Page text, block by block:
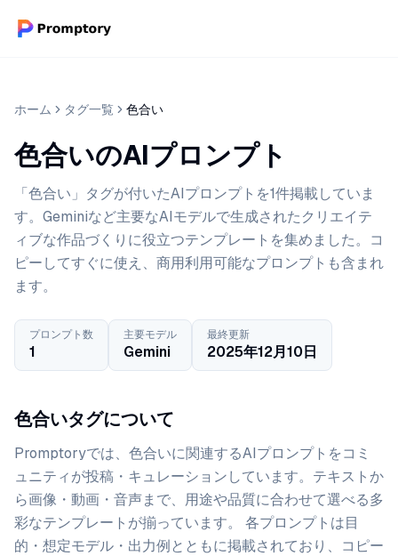
ホーム タグ一覧 色合い
色合いのAIプロンプト
「色合い」タグが付いたAIプロンプトを1件掲載していま
す。Geminiなど主要なAIモデルで生成されたクリエイテ
ィブな作品づくりに役立つテンプレートを集めました。コ
ピーしてすぐに使え、商用利用可能なプロンプトも含まれ
ます。
プロンプト数
1
主要モデル
Gemini
最終更新
2025年12月10日
色合いタグについて
Promptoryでは、 色合いに関連するAIプロンプトをコミ
ュニティが投稿・キュレーションしています。 テキストか
ら画像・動画・音声まで、用途や品質に合わせて選べる多
彩なテンプレートが揃っています。 各プロンプトは目
的・想定モデル・出力例とともに掲載されており、コピー